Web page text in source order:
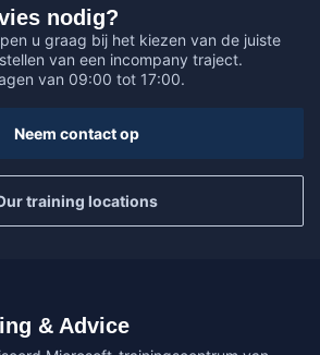
nodig?
u graag bij het kiezen van de juiste
van een incompany traject.
van 09:00 tot 17:00.
Neem contact op
training locations
& Advice